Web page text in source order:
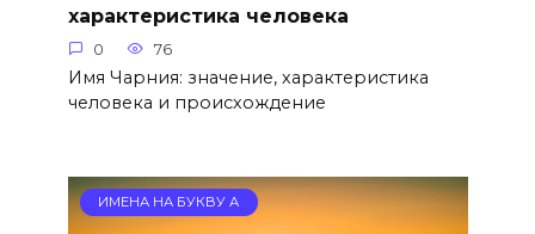
характеристика человека
0 76
Имя Чарния: значение, характеристика
человека и происхождение
ИМЕНА НА БУКВУ А